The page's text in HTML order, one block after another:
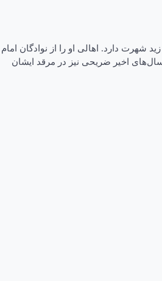
شهرت دارد. اهالی او را از نوادگان امام
اخیر ضریحی نیز در مرقد ایشان